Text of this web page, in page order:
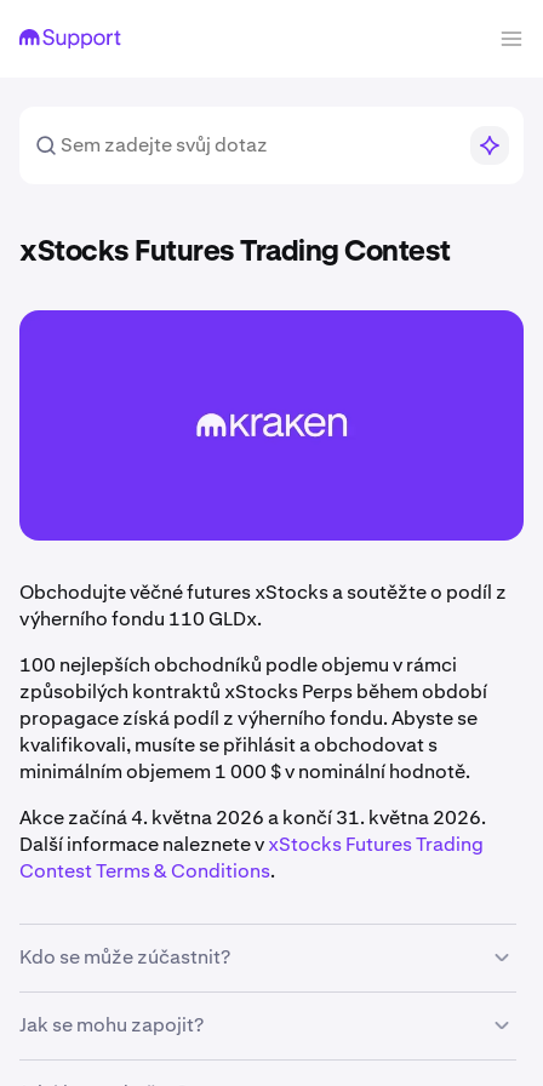
xStocks Futures Trading Contest
Obchodujte věčné futures xStocks a soutěžte o podíl z
výherního fondu 110 GLDx.
100 nejlepších obchodníků podle objemu v rámci
způsobilých kontraktů xStocks Perps během období
propagace získá podíl z výherního fondu. Abyste se
kvalifikovali, musíte se přihlásit a obchodovat s
minimálním objemem 1 000 $ v nominální hodnotě.
Akce začíná 4. května 2026 a končí 31. května 2026.
Další informace naleznete vxStocks Futures Trading
Contest Terms & Conditions.
Kdo se může zúčastnit?
Abyste se kvalifikovali, musíte:
Žít v podporované oblasti (USA, Spojené království,
Jak se mohu zapojit?